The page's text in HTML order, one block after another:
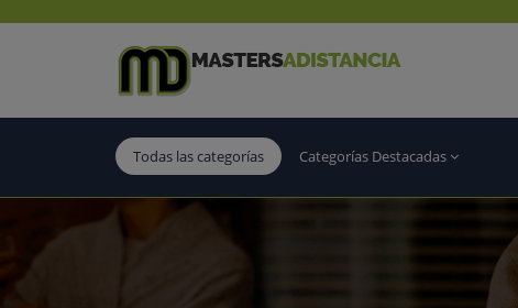
Todas las categorías Categorías Destacadas